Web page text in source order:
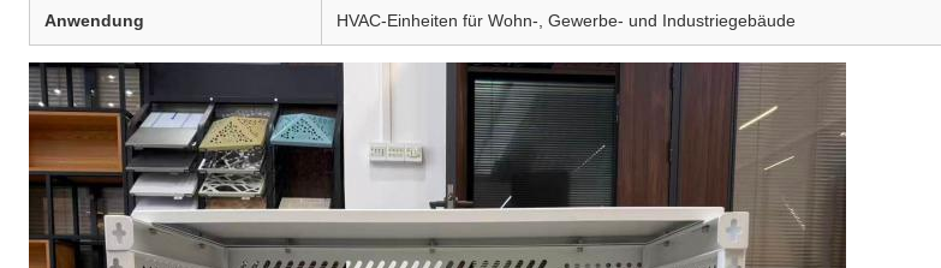
Anwendung HVAC-Einheiten für Wohn-, Gewerbe- und Industriegebäude